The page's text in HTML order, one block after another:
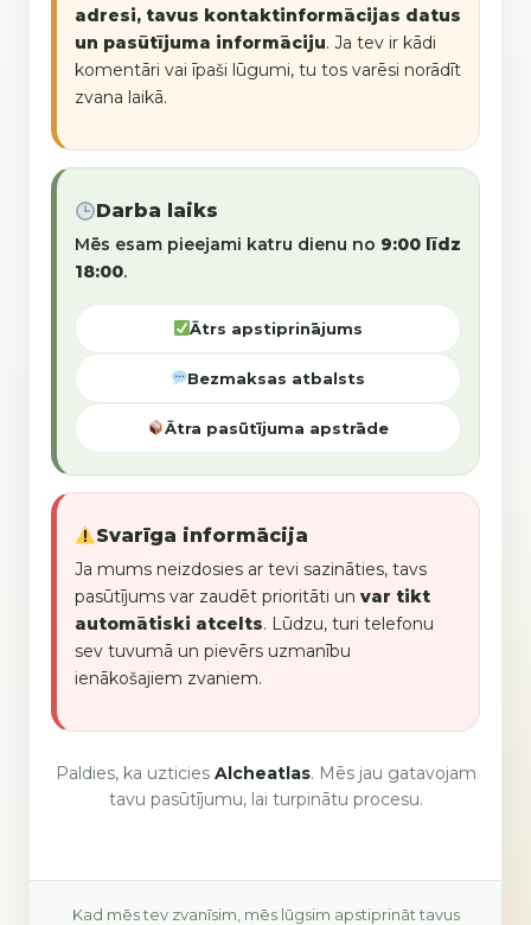
adresi, tavus kontaktinformācijas datus
un pasūtījuma informāciju. Ja tev ir kādi
komentāri vai īpaši lūgumi, tu tos varēsi norādīt
zvana laikā.
Darba laiks
Mēs esam pieejami katru dienu no 9:00 līdz
18:00.
Ātrs apstiprinājums
Bezmaksas atbalsts
Ātra pasūtījuma apstrāde
Svarīga informācija
Ja mums neizdosies ar tevi sazināties, tavs
pasūtījums var zaudēt prioritāti un var tikt
automātiski atcelts. Lūdzu, turi telefonu
sev tuvumā un pievērs uzmanību
ienākošajiem zvaniem.
Paldies, ka uzticies Alcheatlas. Mēs jau gatavojam
tavu pasūtījumu, lai turpinātu procesu.
Kad mēs tev zvanīsim, mēs lūgsim apstiprināt tavus